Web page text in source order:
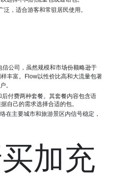
，适合游客和常驻居民使用。
公司，虽然规模和市场份额略逊于
丰富。Flow以性价比高和大流量包著
。
付费两种套餐。其套餐内容包含语
自己的需求选择合适的包。
在主要城市和旅游景区内信号稳定，
加充